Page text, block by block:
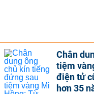
Chân
tiệm
điện tử
hơn 35